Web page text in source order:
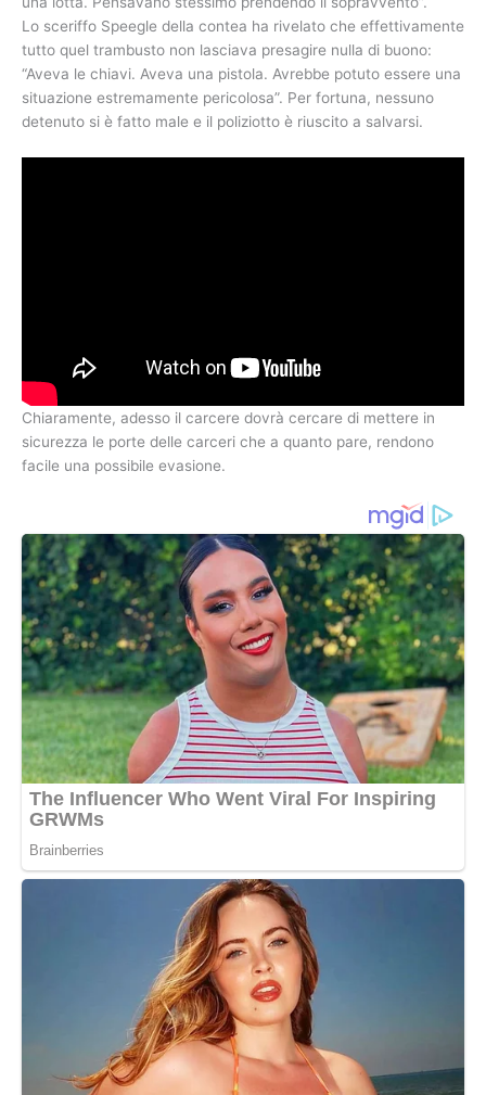
Lo sceriffo Speegle della contea ha rivelato che effettivamente
tutto quel trambusto non lasciava presagire nulla di buono:
“Aveva le chiavi. Aveva una pistola. Avrebbe potuto essere una
situazione estremamente pericolosa”. Per fortuna, nessuno
detenuto si è fatto male e il poliziotto è riuscito a salvarsi.
Chiaramente, adesso il carcere dovrà cercare di mettere in
sicurezza le porte delle carceri che a quanto pare, rendono
facile una possibile evasione.